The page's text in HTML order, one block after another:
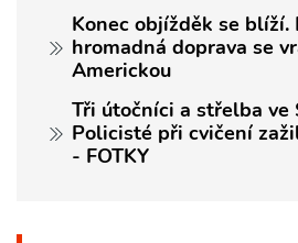
Konec objížděk se blíží.
hromadná doprava se
Americkou
Tři útočníci a střelba ve
Policisté při cvičení
- FOTKY